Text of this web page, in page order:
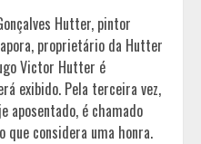
Hutter, pintor
proprietário da Hutter
Victor Hutter é
exibido. Pela terceira vez,
aposentado, é chamado
que considera uma honra.